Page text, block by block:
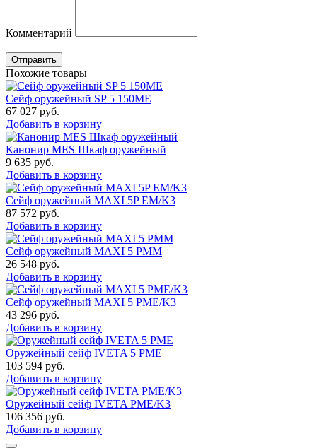
Комментарий
Отправить
Похожие товары
Сейф оружейный SP 5 150ME
67 027 руб.
Добавить в корзину
Канонир MES Шкаф оружейный
9 635 руб.
Добавить в корзину
Сейф оружейный MAXI 5P EM/K3
87 572 руб.
Добавить в корзину
Сейф оружейный MAXI 5 PMM
26 548 руб.
Добавить в корзину
Сейф оружейный MAXI 5 PME/K3
43 296 руб.
Добавить в корзину
Оружейный сейф IVETA 5 PME
103 594 руб.
Добавить в корзину
Оружейный сейф IVETA PME/K3
106 356 руб.
Добавить в корзину